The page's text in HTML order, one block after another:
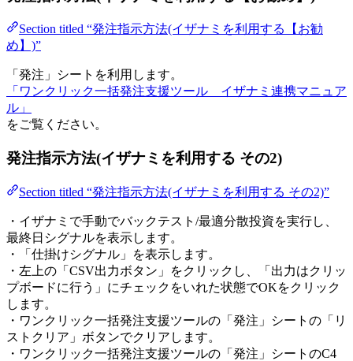
Section titled “発注指示方法(イザナミを利用する【お勧
め】)”
「発注」シートを利用します。
「ワンクリック一括発注支援ツール イザナミ連携マニュア
ル」
をご覧ください。
発注指示方法(イザナミを利用する その2)
Section titled “発注指示方法(イザナミを利用する その2)”
・イザナミで手動でバックテスト/最適分散投資を実行し、
最終日シグナルを表示します。
・「仕掛けシグナル」を表示します。
・左上の「CSV出力ボタン」をクリックし、「出力はクリッ
プボードに行う」にチェックをいれた状態でOKをクリック
します。
・ワンクリック一括発注支援ツールの「発注」シートの「リ
ストクリア」ボタンでクリアします。
・ワンクリック一括発注支援ツールの「発注」シートのC4